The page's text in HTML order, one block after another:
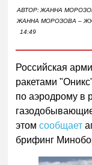
АВТОР:ЖАННА
ЖАННА МОРОЗОВА –
14:49
Российская
ракетами
по аэродрому в
этомсообщает
брифинг